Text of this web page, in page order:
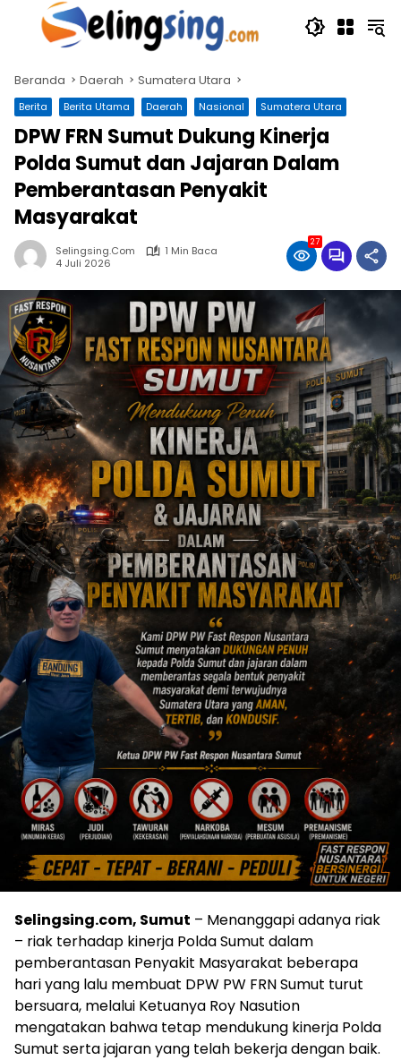
Langsung
Beranda Daerah Sumatera Utara
Berita Berita Utama Daerah Nasional Sumatera Utara
DPW FRN Sumut Dukung Kinerja
Polda Sumut dan Jajaran Dalam
Pemberantasan Penyakit
Masyarakat
Selingsing.com
1 Min Baca
4 Juli 2026
27
Selingsing.com, Sumut – Menanggapi adanya riak
– riak terhadap kinerja Polda Sumut dalam
pemberantasan Penyakit Masyarakat beberapa
hari yang lalu membuat DPW PW FRN Sumut turut
bersuara, melalui Ketuanya Roy Nasution
mengatakan bahwa tetap mendukung kinerja Polda
Sumut serta jajaran yang telah bekerja dengan baik.